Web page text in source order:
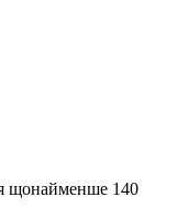
щонайменше 140